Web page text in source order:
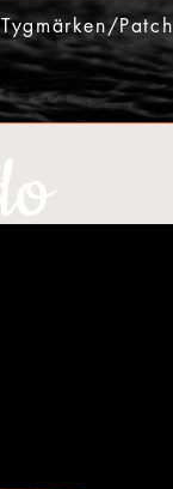
Tygmärken/Patch